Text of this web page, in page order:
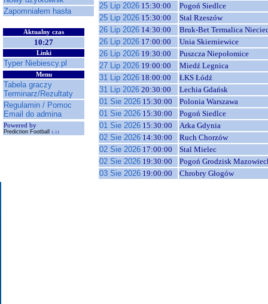
Zapomniałem hasła
Aktualny czas
10:27
Linki
Typer Niebiescy.pl
Menu
Tabela graczy
Terminarz/Rezultaty
Regulamin / Pomoc
Email do admina
Powered by
Prediction Football 1.11
25 Lip 2026 15:30:00
Pogoń Siedlce
25 Lip 2026 15:30:00
Stal Rzeszów
26 Lip 2026 14:30:00
Bruk-Bet Termalica
26 Lip 2026 17:00:00
Unia Skierniewice
26 Lip 2026 19:30:00
Puszcza Niepołomice
27 Lip 2026 19:00:00
Miedź Legnica
31 Lip 2026 18:00:00
ŁKS Łódź
31 Lip 2026 20:30:00
Lechia Gdańsk
01 Sie 2026 15:30:00
Polonia Warszawa
01 Sie 2026 15:30:00
Pogoń Siedlce
01 Sie 2026 15:30:00
Arka Gdynia
02 Sie 2026 14:30:00
Ruch Chorzów
02 Sie 2026 17:00:00
Stal Mielec
02 Sie 2026 19:30:00
Pogoń Grodzisk
03 Sie 2026 19:00:00 Chrobry Głogów